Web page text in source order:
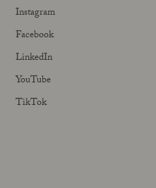
Instagram
Facebook
LinkedIn
YouTube
TikTok